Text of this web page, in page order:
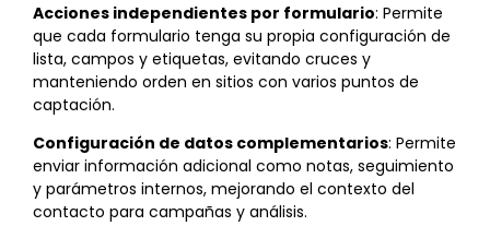
Acciones independientes por formulario: Permite
que cada formulario tenga su propia configuración de
lista, campos y etiquetas, evitando cruces y
manteniendo orden en sitios con varios puntos de
captación.
Configuración de datos complementarios: Permite
enviar información adicional como notas, seguimiento
y parámetros internos, mejorando el contexto del
contacto para campañas y análisis.